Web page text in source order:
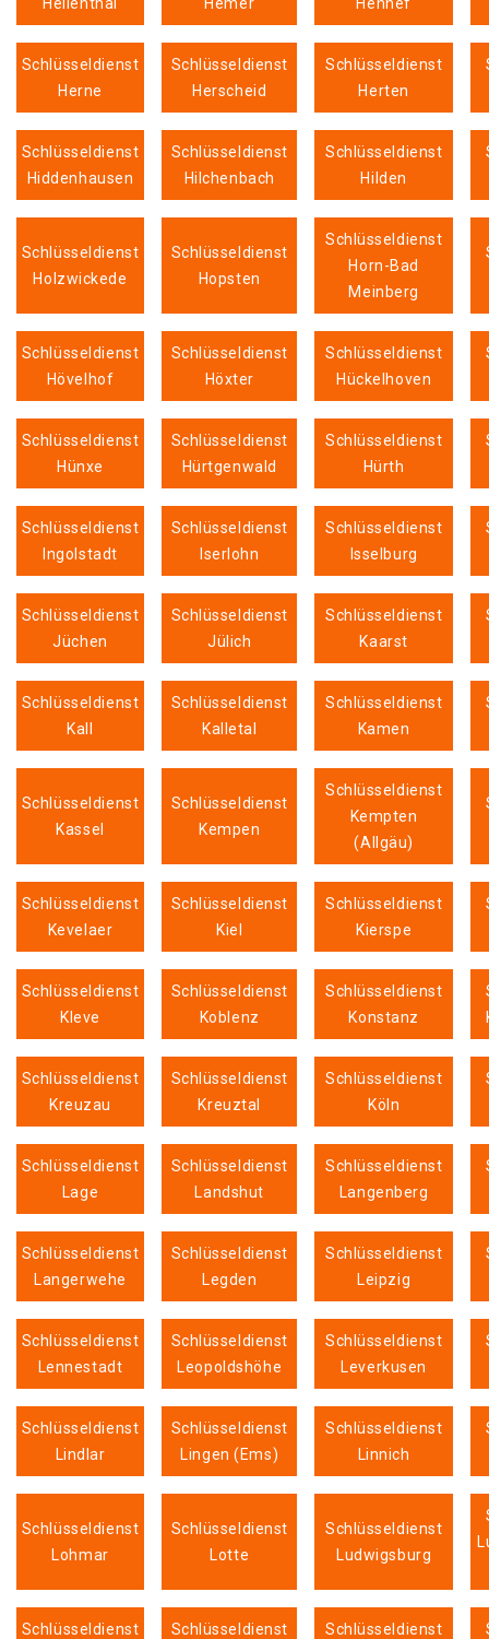
Schlüsseldienst
Herne
Schlüsseldienst
Herscheid
Schlüsseldienst
Herten
Schlüsseldienst
Hiddenhausen
Schlüsseldienst
Hilchenbach
Schlüsseldienst
Hilden
Schlüsseldienst
Holzwickede
Schlüsseldienst
Hopsten
Schlüsseldienst
Horn-Bad
Meinberg
Schlüsseldienst
Hövelhof
Schlüsseldienst
Höxter
Schlüsseldienst
Hückelhoven
Schlüsseldienst
Hünxe
Schlüsseldienst
Hürtgenwald
Schlüsseldienst
Hürth
Schlüsseldienst
Ingolstadt
Schlüsseldienst
Iserlohn
Schlüsseldienst
Isselburg
Schlüsseldienst
Jüchen
Schlüsseldienst
Jülich
Schlüsseldienst
Kaarst
Schlüsseldienst
Kall
Schlüsseldienst
Kalletal
Schlüsseldienst
Kamen
Schlüsseldienst
Kassel
Schlüsseldienst
Kempen
Schlüsseldienst
Kempten
(Allgäu)
Schlüsseldienst
Kevelaer
Schlüsseldienst
Kiel
Schlüsseldienst
Kierspe
Schlüsseldienst
Kleve
Schlüsseldienst
Koblenz
Schlüsseldienst
Konstanz
Schlüsseldienst
Kreuzau
Schlüsseldienst
Kreuztal
Schlüsseldienst
Köln
Schlüsseldienst
Lage
Schlüsseldienst
Landshut
Schlüsseldienst
Langenberg
Schlüsseldienst
Langerwehe
Schlüsseldienst
Legden
Schlüsseldienst
Leipzig
Schlüsseldienst
Lennestadt
Schlüsseldienst
Leopoldshöhe
Schlüsseldienst
Leverkusen
Schlüsseldienst
Lindlar
Schlüsseldienst
Lingen (Ems)
Schlüsseldienst
Linnich
Schlüsseldienst
Lohmar
Schlüsseldienst
Lotte
Schlüsseldienst
Ludwigsburg
Schlüsseldienst
Schlüsseldienst
Schlüsseldienst